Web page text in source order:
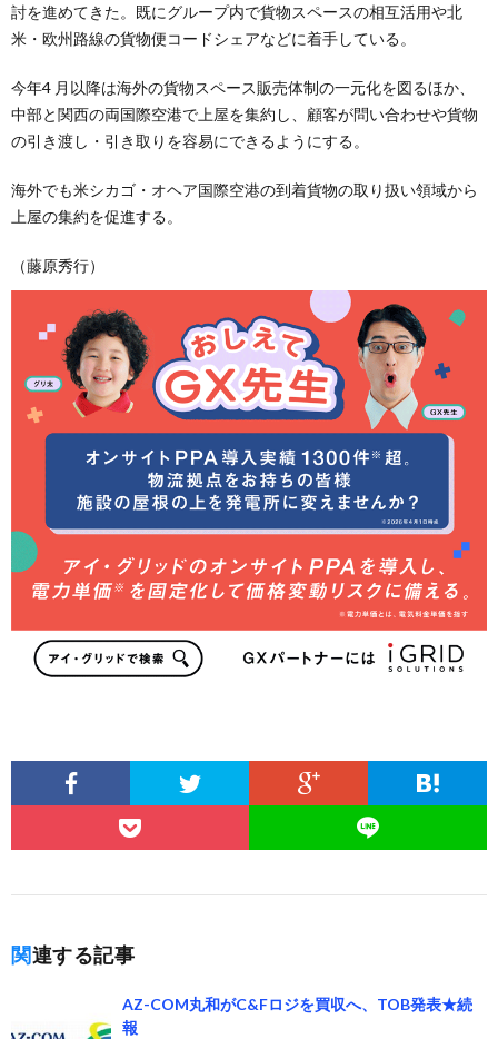
討を進めてきた。既にグループ内で貨物スペースの相互活用や北
米・欧州路線の貨物便コードシェアなどに着手している。
今年4 月以降は海外の貨物スペース販売体制の一元化を図るほか、
中部と関西の両国際空港で上屋を集約し、顧客が問い合わせや貨物
の引き渡し・引き取りを容易にできるようにする。
海外でも米シカゴ・オヘア国際空港の到着貨物の取り扱い領域から
上屋の集約を促進する。
（藤原秀行）
関連する記事
AZ-COM丸和がC&Fロジを買収へ、TOB発表★続
報